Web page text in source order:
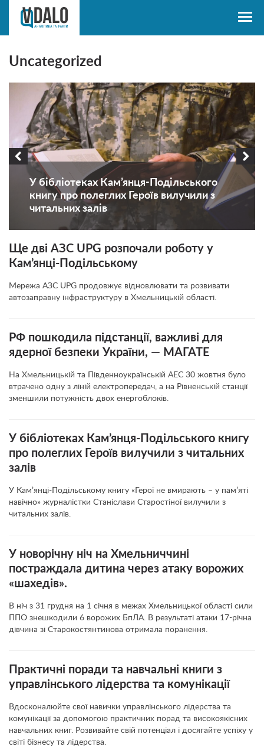
Uncategorized
У бібліотеках Кам’янця-Подільського
книгу про полеглих Героїв вилучили з
читальних залів
Ще дві АЗС UPG розпочали роботу у
Кам’янці-Подільському
Мережа АЗС UPG продовжує відновлювати та розвивати
автозаправну інфраструктуру в Хмельницькій області.
РФ пошкодила підстанції, важливі для
ядерної безпеки України, — МАГАТЕ
На Хмельницькій та Південноукраїнській АЕС 30 жовтня було
втрачено одну з ліній електропередач, а на Рівненській станції
зменшили потужність двох енергоблоків.
У бібліотеках Кам’янця-Подільського книгу
про полеглих Героїв вилучили з читальних
залів
У Кам’янці-Подільському книгу «Герої не вмирають – у пам’яті
навічно» журналістки Станіслави Старостіної вилучили з
читальних залів.
У новорічну ніч на Хмельниччині
постраждала дитина через атаку ворожих
«шахедів».
В ніч з 31 грудня на 1 січня в межах Хмельницької області сили
ППО знешкодили 6 ворожих БпЛА. В результаті атаки 17-річна
дівчина зі Старокостянтинова отримала поранення.
Практичні поради та навчальні книги з
управлінського лідерства та комунікації
Вдосконалюйте свої навички управлінського лідерства та
комунікації за допомогою практичних порад та високоякісних
навчальних книг. Розвивайте свій потенціал і досягайте успіху у
світі бізнесу та лідерства.